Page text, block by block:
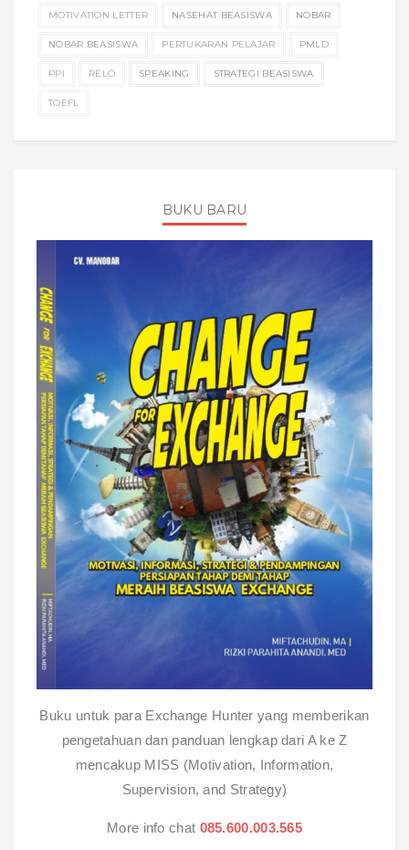
MOTIVATION LETTER NASEHAT BEASISWA NOBAR
NOBAR BEASISWA PERTUKARAN PELAJAR PMLD
PPI RELO SPEAKING STRATEGI BEASISWA
TOEFL
BUKU BARU
Buku untuk para Exchange Hunter yang memberikan
pengetahuan dan panduan lengkap dari A ke Z
mencakup MISS (Motivation, Information,
Supervision, and Strategy)
More info chat 085.600.003.565